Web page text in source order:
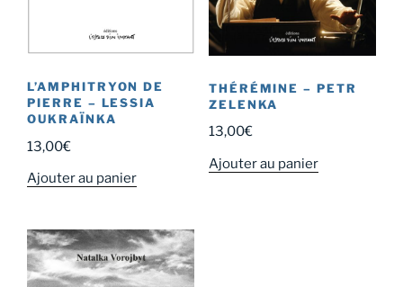
L’AMPHITRYON DE
PIERRE – LESSIA
OUKRAÏNKA
13,00€
Ajouter au panier
THÉRÉMINE – PETR
ZELENKA
13,00€
Ajouter au panier